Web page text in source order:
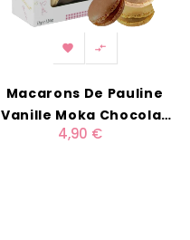
 
Macarons De Pauline
Vanille Moka Chocolat
X6
4,90 €